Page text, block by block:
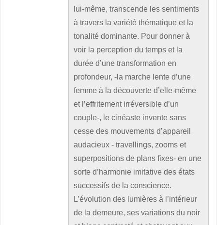
lui-même, transcende les sentiments
à travers la variété thématique et la
tonalité dominante. Pour donner à
voir la perception du temps et la
durée d’une transformation en
profondeur, -la marche lente d’une
femme à la découverte d’elle-même
et l’effritement irréversible d’un
couple-, le cinéaste invente sans
cesse des mouvements d’appareil
audacieux - travellings, zooms et
superpositions de plans fixes- en une
sorte d’harmonie imitative des états
successifs de la conscience.
L’évolution des lumières à l’intérieur
de la demeure, ses variations du noir